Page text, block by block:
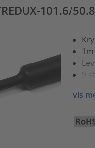
101.6/
9
vis